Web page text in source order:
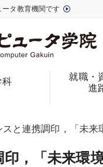
タ教育機関です
科
就職・
進
スと連携調印，「未来
，「未来環